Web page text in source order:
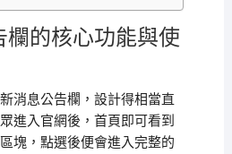
欄的核心功能與使
消息公告欄，設計得相當直
進入官網後，首頁即可看到
塊，點選後便會進入完整的